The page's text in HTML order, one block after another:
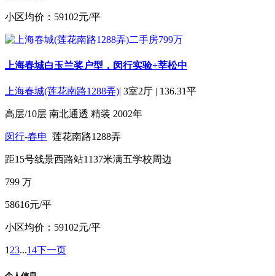
小区均价：59102元/平
上海春城白玉兰奖户型，闵行实验+莘松中
上海春城(莲花南路1288弄)| 3室2厅 | 136.31平
高层/10层 南北通透 精装 2002年
闵行-春申 莲花南路1288弄
距15号线景西路站1137米满五学校周边
799 万
58616元/平
小区均价：59102元/平
1 23...14下一页